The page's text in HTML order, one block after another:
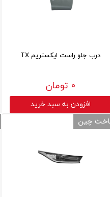
درب جلو راست ایکستریم TX
۰ تومان
افزودن به سبد خرید
چین